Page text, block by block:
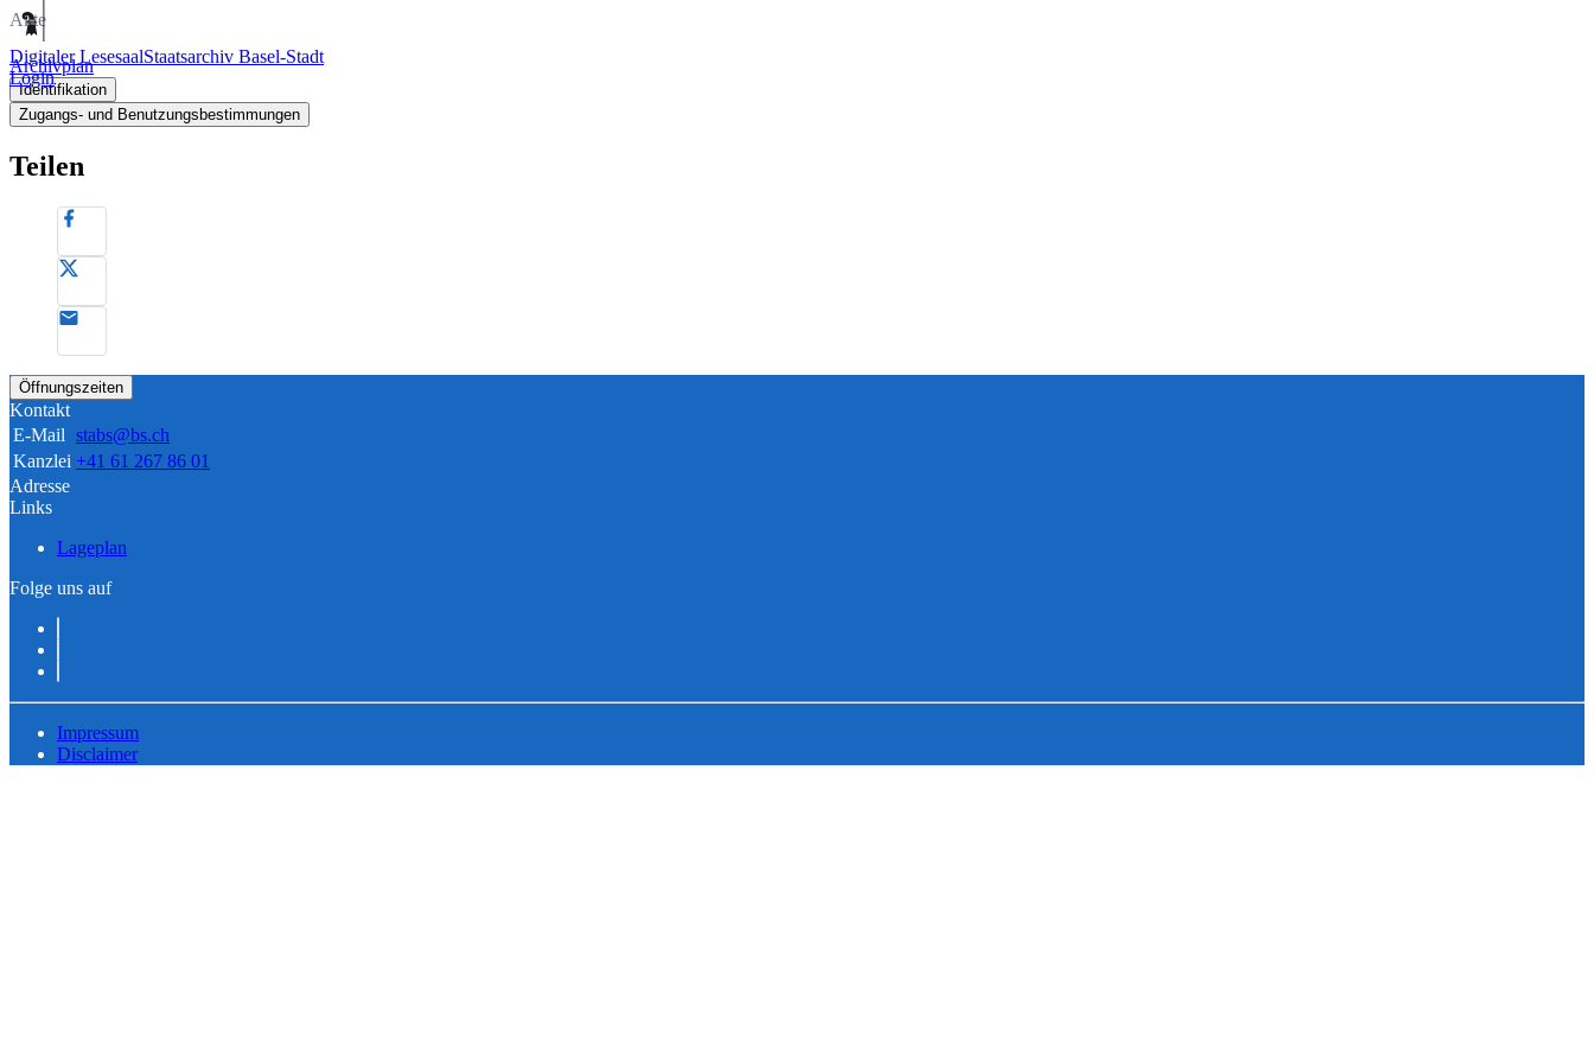
Digitaler LesesaalStaatsarchiv Basel-Stadt
Login
Akte
Archivplan
Identifikation
Zugangs- und Benutzungsbestimmungen
Teilen
Öffnungszeiten
Kontakt
E-Mail stabs@bs.ch
Kanzlei +41 61 267 86 01
Adresse
Links
Lageplan
Folge uns auf
Impressum
Disclaimer